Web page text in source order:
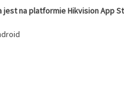
jest na platformie Hikvision App